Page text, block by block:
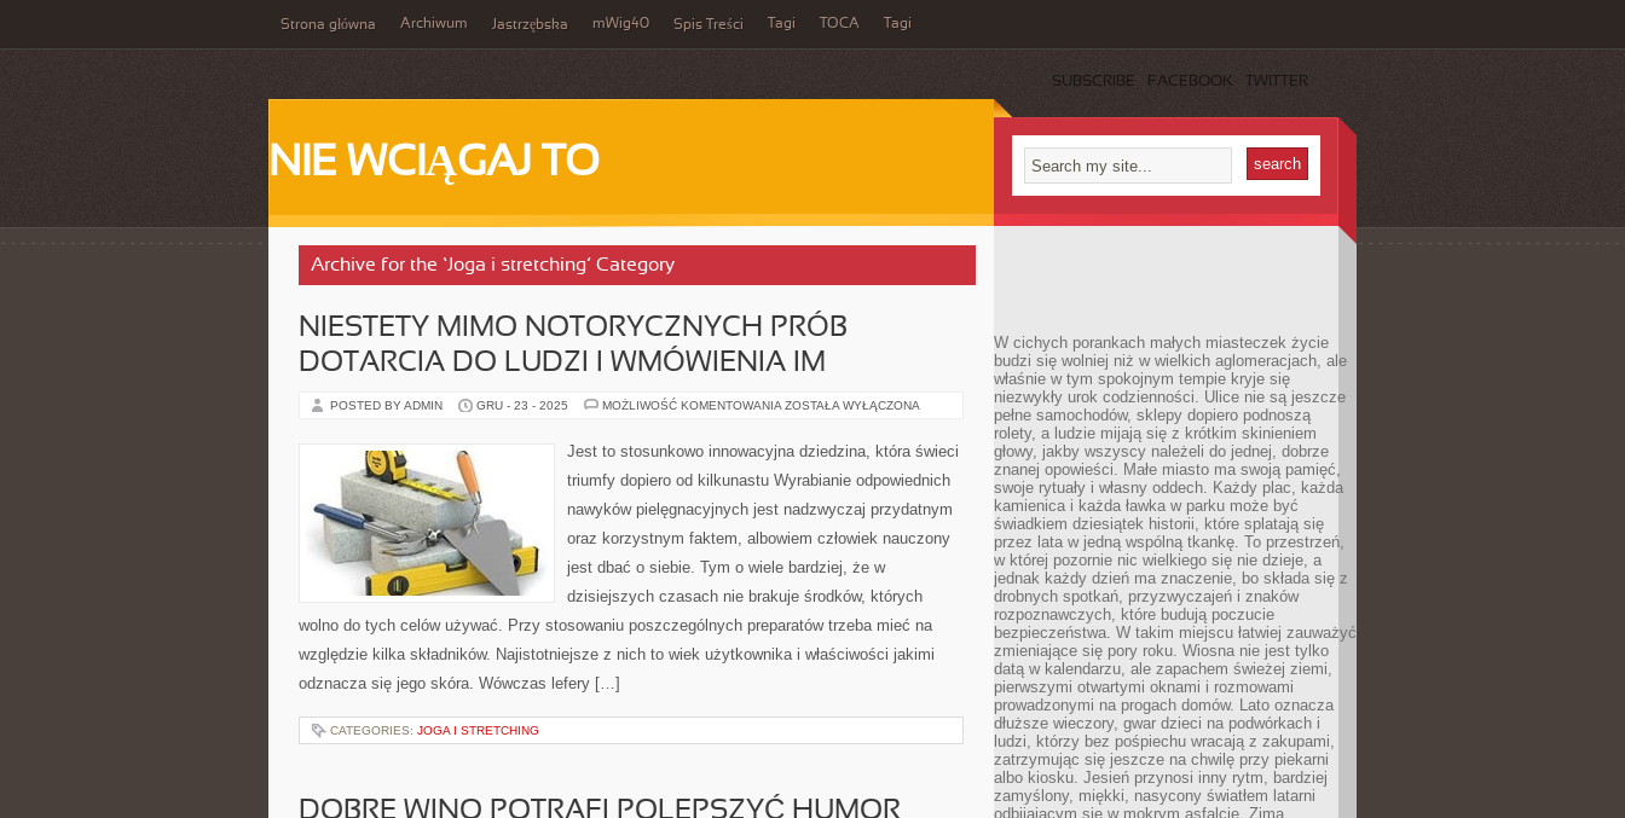
Strona główna Archiwum Jastrzębska mWig40 Spis Treści Tagi TOCA Tagi
SUBSCRIBE FACEBOOK TWITTER
NIE WCIĄGAJ TO
Archive for the ‘Joga i stretching’ Category
NIESTETY MIMO NOTORYCZNYCH PRÓB
DOTARCIA DO LUDZI I WMÓWIENIA IM
POSTED BY ADMIN GRU - 23 - 2025 MOŻLIWOŚĆ KOMENTOWANIA NIESTETY
PRÓB
DOTARCIA
LUDZI
WMÓWIENIA
ZOSTAŁA WYŁĄCZONA
Jest to stosunkowo innowacyjna dziedzina, która świeci
triumfy dopiero od kilkunastu Wyrabianie odpowiednich
nawyków pielęgnacyjnych jest nadzwyczaj przydatnym
oraz korzystnym faktem, albowiem człowiek nauczony
jest dbać o siebie. Tym o wiele bardziej, że w
dzisiejszych czasach nie brakuje środków, których
wolno do tych celów używać. Przy stosowaniu poszczególnych preparatów trzeba mieć na
względzie kilka składników. Najistotniejsze z nich to wiek użytkownika i właściwości jakimi
odznacza się jego skóra. Wówczas lefery […]
CATEGORIES: JOGA I STRETCHING
DOBRE WINO POTRAFI POLEPSZYĆ HUMOR
W cichych porankach małych miasteczek życie
budzi się wolniej niż w wielkich aglomeracjach, ale
właśnie w tym spokojnym tempie kryje się
niezwykły urok codzienności. Ulice nie są jeszcze
pełne samochodów, sklepy dopiero podnoszą
rolety, a ludzie mijają się z krótkim skinieniem
głowy, jakby wszyscy należeli do jednej, dobrze
znanej opowieści. Małe miasto ma swoją pamięć,
swoje rytuały i własny oddech. Każdy plac, każda
kamienica i każda ławka w parku może być
świadkiem dziesiątek historii, które splatają się
przez lata w jedną wspólną tkankę. To przestrzeń,
w której pozornie nic wielkiego się nie dzieje, a
jednak każdy dzień ma znaczenie, bo składa się z
drobnych spotkań, przyzwyczajeń i znaków
rozpoznawczych, które budują poczucie
bezpieczeństwa. W takim miejscu łatwiej zauważyć
zmieniające się pory roku. Wiosna nie jest tylko
datą w kalendarzu, ale zapachem świeżej ziemi,
pierwszymi otwartymi oknami i rozmowami
prowadzonymi na progach domów. Lato oznacza
dłuższe wieczory, gwar dzieci na podwórkach i
ludzi, którzy bez pośpiechu wracają z zakupami,
zatrzymując się jeszcze na chwilę przy piekarni
albo kiosku. Jesień przynosi inny rytm, bardziej
zamyślony, miękki, nasycony światłem latarni
odbijającym się w mokrym asfalcie. Zima